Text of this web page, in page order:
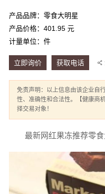
产品品牌：零食大明星
产品价格：401.95 元
计量单位：件
立即询价 获取电话
免责声明：以上信息由该企业自
性、准确性和合法性。【健康商
择交易对象！
最新网红果冻推荐零